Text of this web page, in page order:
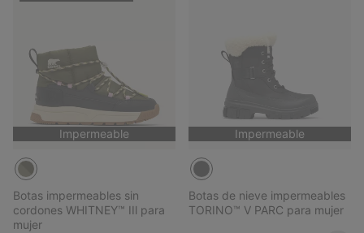
Impermeable
Botas impermeables sin
cordones WHITNEY™ IIl para
mujer
Impermeable
Botas de nieve impermeables
TORINO™ V PARC para mujer